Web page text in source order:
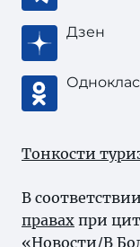
Дзен
Тонкости
В
правах при
«Новости/В